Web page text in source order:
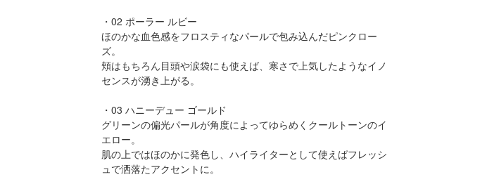
・02 ポーラー ルビー
ほのかな血色感をフロスティなパールで包み込んだピンクロー
ズ。
頬はもちろん目頭や涙袋にも使えば、寒さで上気したようなイノ
センスが湧き上がる。
・03 ハニーデュー ゴールド
グリーンの偏光パールが角度によってゆらめくクールトーンのイ
エロー。
肌の上ではほのかに発色し、ハイライターとして使えばフレッシ
ュで洒落たアクセントに。